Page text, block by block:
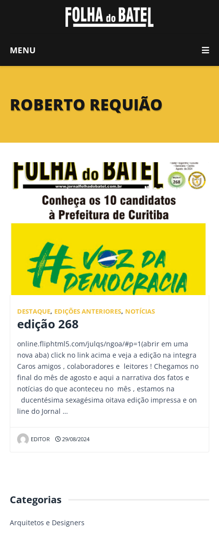
MENU
ROBERTO REQUIÃO
DESTAQUE, EDIÇÕES ANTERIORES, NOTÍCIAS
edição 268
online.fliphtml5.com/julqs/ngoa/#p=1(abrir em uma
nova aba) click no link acima e veja a edição na integra
Caros amigos , colaboradores e leitores ! Chegamos no
final do mês de agosto e aqui a narrativa dos fatos e
notícias do que aconteceu no mês , estamos na
ducentésima sexagésima oitava edição impressa e on
line do Jornal …
EDITOR 29/08/2024
Categorias
Arquitetos e Designers